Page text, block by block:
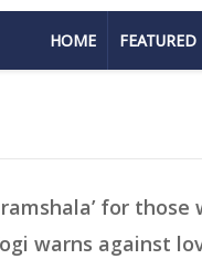
HOME FEATURED
for
warns against